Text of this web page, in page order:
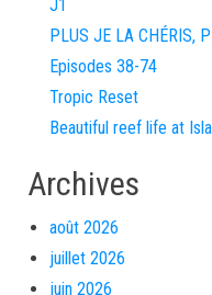
J1
PLUS JE LA CHÉRIS,
Episodes 38-74
Tropic Reset
Beautiful reef life at
Archives
août 2026
juillet 2026
juin 2026